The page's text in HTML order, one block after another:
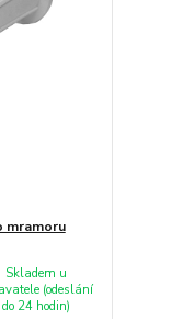
mramoru
Skladem u
(odeslání
do 24 hodin)